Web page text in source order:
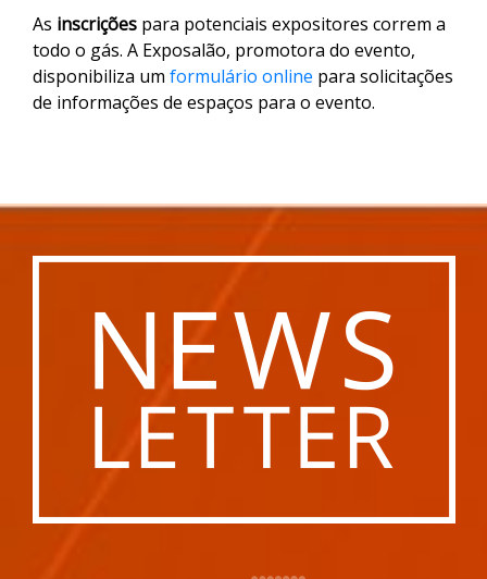
As inscrições para potenciais expositores correm a
todo o gás. A Exposalão, promotora do evento,
disponibiliza um formulário online para solicitações
de informações de espaços para o evento.